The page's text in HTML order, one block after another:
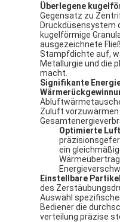
Startseite
Produkte
Über uns
Überlegene
Gegensatz zu
Druckdüsensystem
kugelförmige
ausgezeichnete
Stampfdichte auf,
Metallurgie und die
macht.
Signifikante
Zuluft vorzuwärmen
Optimierte
ein
Einstellbare
des
Auswahl
Bediener die
verteilung präzise